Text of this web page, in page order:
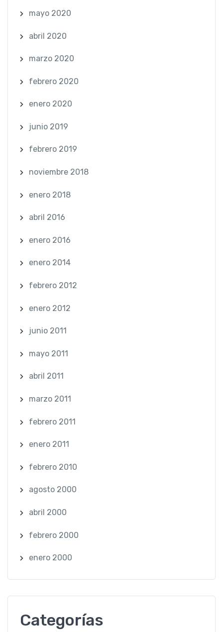
mayo 2020
abril 2020
marzo 2020
febrero 2020
enero 2020
junio 2019
febrero 2019
noviembre 2018
enero 2018
abril 2016
enero 2016
enero 2014
febrero 2012
enero 2012
junio 2011
mayo 2011
abril 2011
marzo 2011
febrero 2011
enero 2011
febrero 2010
agosto 2000
abril 2000
febrero 2000
enero 2000
Categorías